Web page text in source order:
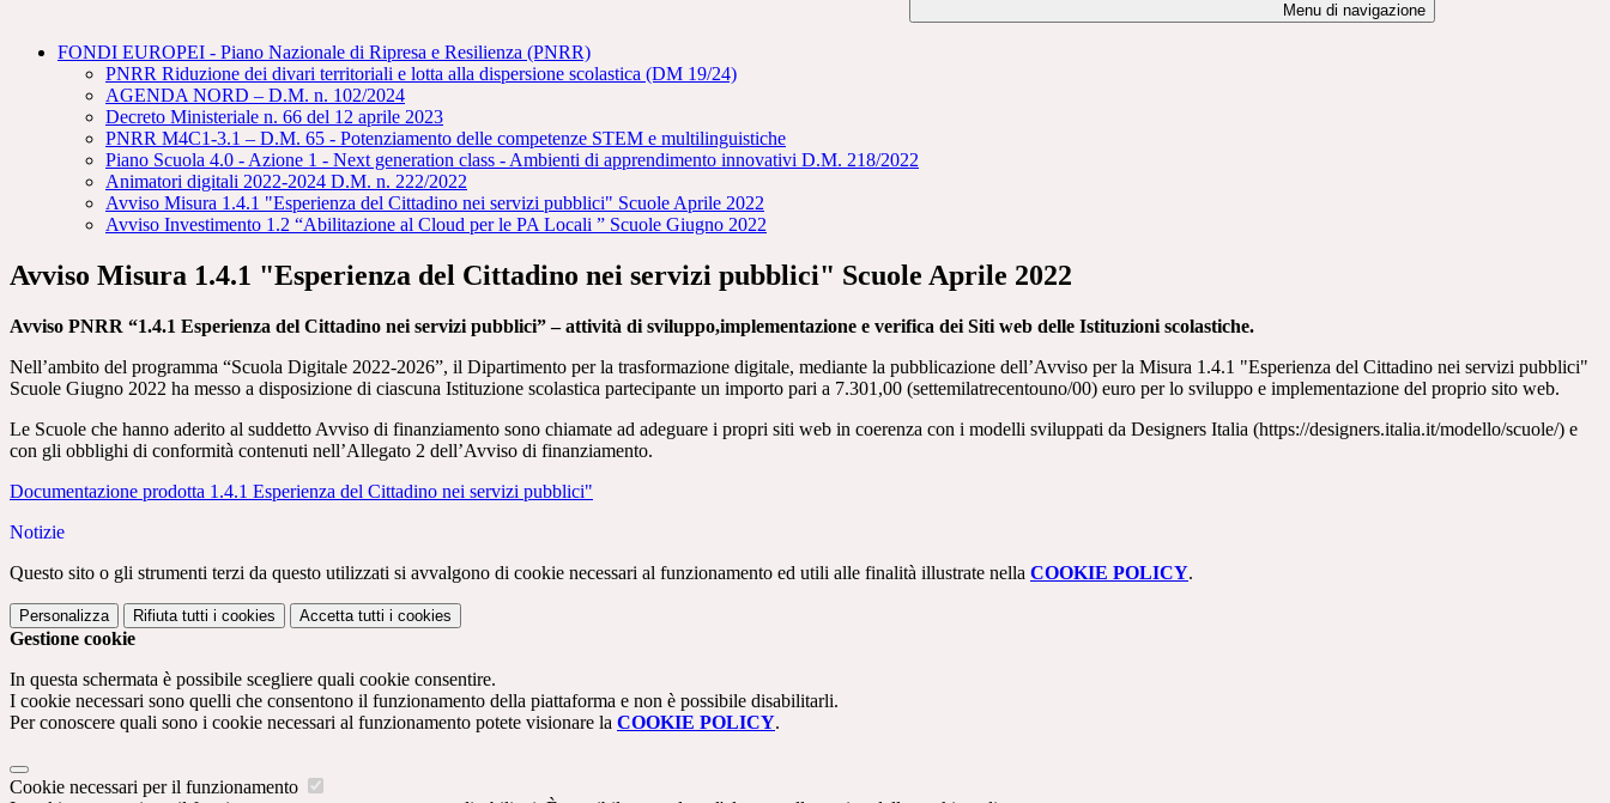
Menu di navigazione
FONDI EUROPEI - Piano Nazionale di Ripresa e Resilienza (PNRR)
PNRR Riduzione dei divari territoriali e lotta alla dispersione scolastica (DM 19/24)
AGENDA NORD – D.M. n. 102/2024
Decreto Ministeriale n. 66 del 12 aprile 2023
PNRR M4C1-3.1 – D.M. 65 - Potenziamento delle competenze STEM e multilinguistiche
Piano Scuola 4.0 - Azione 1 - Next generation class - Ambienti di apprendimento innovativi D.M. 218/2022
Animatori digitali 2022-2024 D.M. n. 222/2022
Avviso Misura 1.4.1 "Esperienza del Cittadino nei servizi pubblici" Scuole Aprile 2022
Avviso Investimento 1.2 “Abilitazione al Cloud per le PA Locali ” Scuole Giugno 2022
Avviso Misura 1.4.1 "Esperienza del Cittadino nei servizi pubblici" Scuole Aprile 2022
Avviso PNRR “1.4.1 Esperienza del Cittadino nei servizi pubblici” – attività di sviluppo,implementazione e verifica dei Siti web delle Istituzioni scolastiche.
Nell’ambito del programma “Scuola Digitale 2022-2026”, il Dipartimento per la trasformazione digitale, mediante la pubblicazione dell’Avviso per la Misura 1.4.1 "Esperienza del Cittadino nei servizi pubblici"
Scuole Giugno 2022 ha messo a disposizione di ciascuna Istituzione scolastica partecipante un importo pari a 7.301,00 (settemilatrecentouno/00) euro per lo sviluppo e implementazione del proprio sito web.
Le Scuole che hanno aderito al suddetto Avviso di finanziamento sono chiamate ad adeguare i propri siti web in coerenza con i modelli sviluppati da Designers Italia (https://designers.italia.it/modello/scuole/) e
con gli obblighi di conformità contenuti nell’Allegato 2 dell’Avviso di finanziamento.
Documentazione prodotta 1.4.1 Esperienza del Cittadino nei servizi pubblici"
Notizie
Questo sito o gli strumenti terzi da questo utilizzati si avvalgono di cookie necessari al funzionamento ed utili alle finalità illustrate nella COOKIE POLICY.
Personalizza Rifiuta tutti i cookies Accetta tutti i cookies
Gestione cookie
In questa schermata è possibile scegliere quali cookie consentire.
I cookie necessari sono quelli che consentono il funzionamento della piattaforma e non è possibile disabilitarli.
Per conoscere quali sono i cookie necessari al funzionamento potete visionare la COOKIE POLICY.
Cookie necessari per il funzionamento